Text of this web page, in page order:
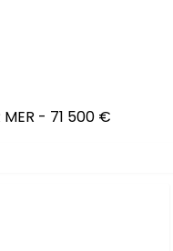
MER - 71 500 €